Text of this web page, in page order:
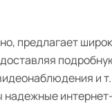
предлагает
и